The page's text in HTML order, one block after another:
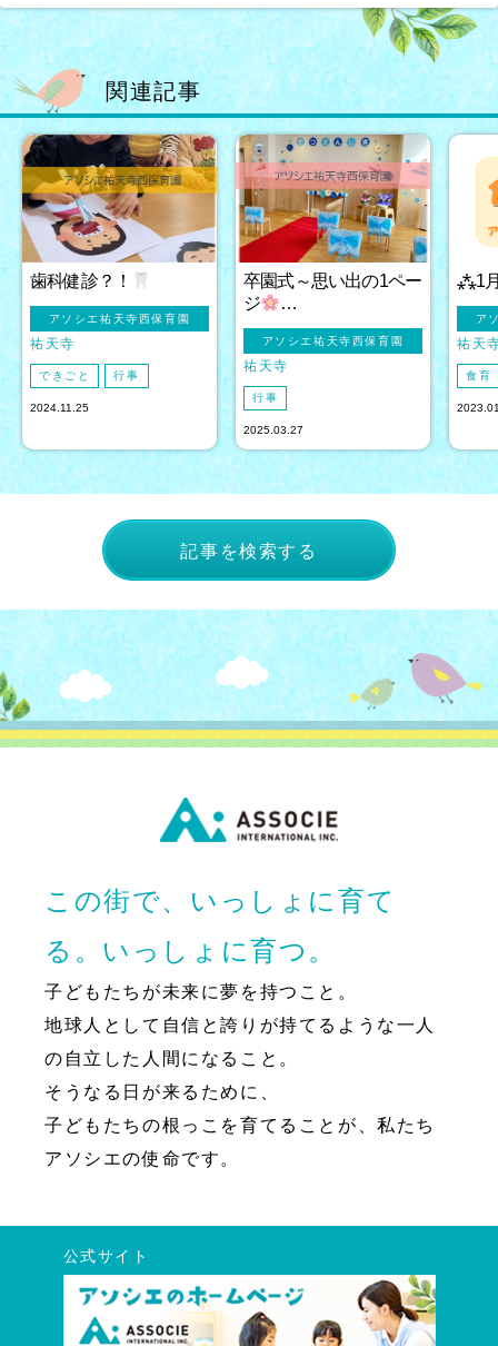
関連記事
歯科健診？！
アソシエ祐天寺西保育園
祐天寺
できごと 行事
2024.11.25
卒園式～思い出の1ペー
ジ
…
アソシエ祐天寺西保育園
祐天寺
行事
2025.03.27
⁂1
ア
祐天
食育
記事を検索する
この街で、いっしょに育て
る。いっしょに育つ。
子どもたちが未来に夢を持つこと。
地球人として自信と誇りが持てるような一人
の自立した人間になること。
そうなる日が来るために、
子どもたちの根っこを育てることが、私たち
アソシエの使命です。
公式サイト